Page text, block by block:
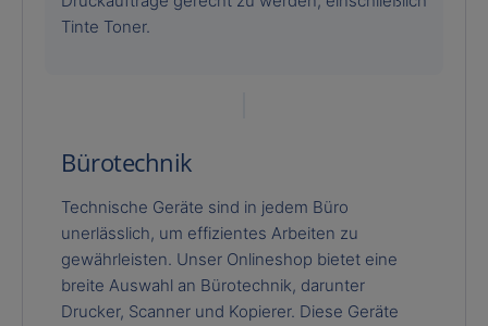
Tinte Toner.
Bürotechnik
Technische Geräte sind in jedem Büro
unerlässlich, um effizientes Arbeiten zu
gewährleisten. Unser Onlineshop bietet eine
breite Auswahl an Bürotechnik, darunter
Drucker, Scanner und Kopierer. Diese Geräte